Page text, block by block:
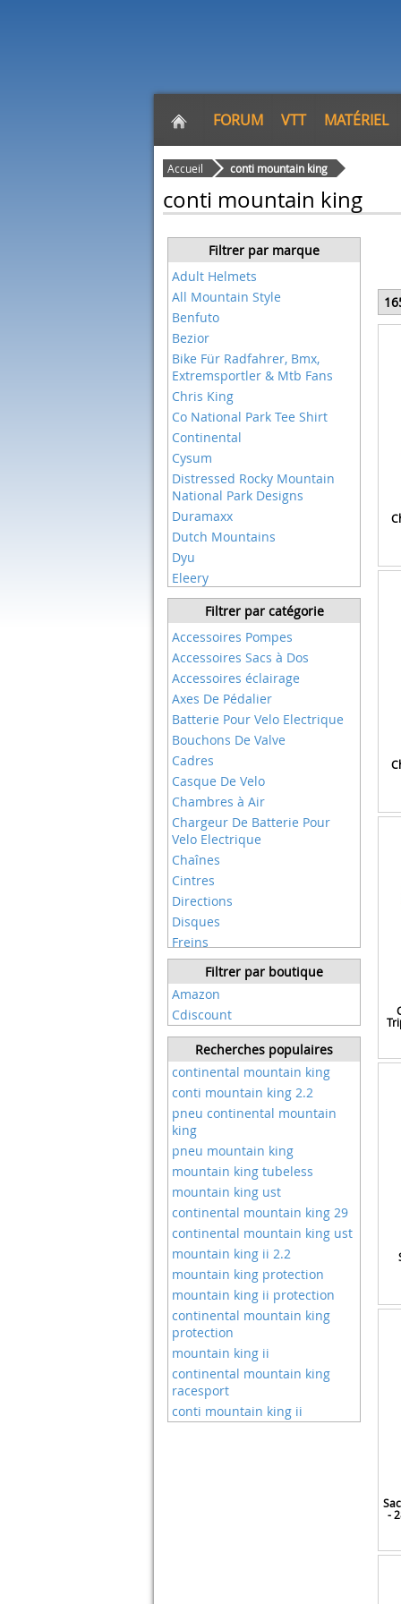
FORUM VTT MATÉRIEL
Accueil conti mountain king
conti mountain king
Filtrer par marque
Adult Helmets
All Mountain Style
Benfuto
Bezior
Bike Für Radfahrer, Bmx,
Extremsportler & Mtb Fans
Chris King
Co National Park Tee Shirt
Continental
Cysum
Distressed Rocky Mountain
National Park Designs
Duramaxx
Dutch Mountains
Dyu
Eleery
Eleglide
Ergon
Ixs
Jagwire
Kaedam Gifts: Rocky Mountain
National Park
Kinglead
Leatt
Lizard Skins
Madd Gear
Netboat
Nouveauté Ours Chemises Et
Cadeaux Hommes Femmes
O'neal
Oury
Peaty's
Popo
Powersmart
Raceface
Renthal
Retro Mountain Biking Co.
Romote
Roswheel
Schwalbe
Shengmilo
Shimano
Simpeak
Sks
Sks Germany
Sodial
Soluptanisu
Tagvo
Tbest
Topeak
Truvativ
Ttlife
Velox
Vgeby
Xlc
Xpedo
Filtrer par catégorie
Accessoires Pompes
Accessoires Sacs à Dos
Accessoires éclairage
Axes De Pédalier
Batterie Pour Velo Electrique
Bouchons De Valve
Cadres
Casque De Velo
Chambres à Air
Chargeur De Batterie Pour
Velo Electrique
Chaînes
Cintres
Directions
Disques
Freins
Garde-boue
Guidon
Housses
Maillots
Moyeux
Outils De Poche
Patins
Pièces Détachées
Plaquettes
Pneus
Poignées
Porte-bagages
Potences
Pédales
Pédaliers
Roues
Selles Vélos De Route
Sweatshirts
T-shirts
Velo Assistance Electrique
Velo Bmx
Filtrer par boutique
Amazon
Cdiscount
Recherches populaires
continental mountain king
conti mountain king 2.2
pneu continental mountain
king
pneu mountain king
mountain king tubeless
mountain king ust
continental mountain king 29
continental mountain king ust
mountain king ii 2.2
mountain king protection
mountain king ii protection
continental mountain king
protection
mountain king ii
continental mountain king
racesport
conti mountain king ii
-